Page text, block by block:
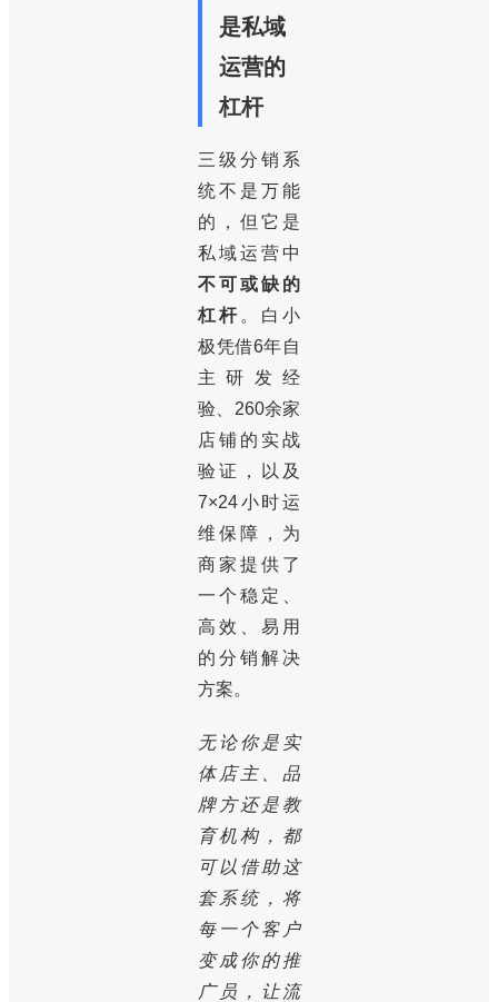
是私域
运营的
杠杆
三级分销系
统不是万能
的，但它是
私域运营中
不可或缺的
杠杆 。白小
极凭借6年自
主研发经
验、260余家
店铺的实战
验证，以及
7×24小时运
维保障，为
商家提供了
一个稳定、
高效、易用
的分销解决
方案。
无论你是实
体店主、品
牌方还是教
育机构，都
可以借助这
套系统，将
每一个客户
变成你的推
广员，让流